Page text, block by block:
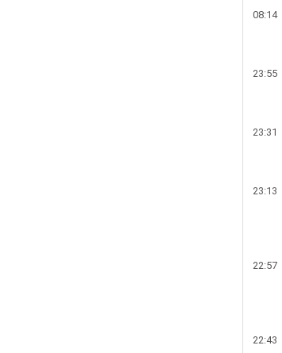
08:14
23:55
23:31
23:13
22:57
22:43